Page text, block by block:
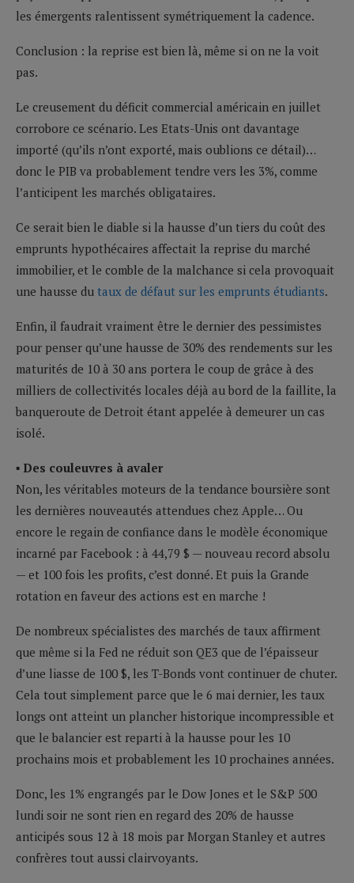
les émergents ralentissent symétriquement la cadence.
Conclusion : la reprise est bien là, même si on ne la voit
pas.
Le creusement du déficit commercial américain en juillet
corrobore ce scénario. Les Etats-Unis ont davantage
importé (qu’ils n’ont exporté, mais oublions ce détail)…
donc le PIB va probablement tendre vers les 3%, comme
l’anticipent les marchés obligataires.
Ce serait bien le diable si la hausse d’un tiers du coût des
emprunts hypothécaires affectait la reprise du marché
immobilier, et le comble de la malchance si cela provoquait
une hausse du taux de défaut sur les emprunts étudiants.
Enfin, il faudrait vraiment être le dernier des pessimistes
pour penser qu’une hausse de 30% des rendements sur les
maturités de 10 à 30 ans portera le coup de grâce à des
milliers de collectivités locales déjà au bord de la faillite, la
banqueroute de Detroit étant appelée à demeurer un cas
isolé.
▪ Des couleuvres à avaler
Non, les véritables moteurs de la tendance boursière sont
les dernières nouveautés attendues chez Apple… Ou
encore le regain de confiance dans le modèle économique
incarné par Facebook : à 44,79 $ — nouveau record absolu
— et 100 fois les profits, c’est donné. Et puis la Grande
rotation en faveur des actions est en marche !
De nombreux spécialistes des marchés de taux affirment
que même si la Fed ne réduit son QE3 que de l’épaisseur
d’une liasse de 100 $, les T-Bonds vont continuer de chuter.
Cela tout simplement parce que le 6 mai dernier, les taux
longs ont atteint un plancher historique incompressible et
que le balancier est reparti à la hausse pour les 10
prochains mois et probablement les 10 prochaines années.
Donc, les 1% engrangés par le Dow Jones et le S&P 500
lundi soir ne sont rien en regard des 20% de hausse
anticipés sous 12 à 18 mois par Morgan Stanley et autres
confrères tout aussi clairvoyants.